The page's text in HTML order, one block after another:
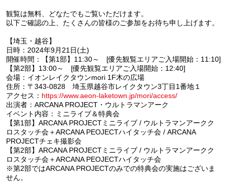
観覧は無料、どなたでもご覧いただけます。
以下ご確認の上、たくさんの皆様のご参加をお待ち申し上げます。
【埼玉・越谷】
日時：2024年9月21日(土)
開催時間：【第1部】11:30～ [優先観覧エリアご入場開始：11:10]
【第2部】13:00～ [優先観覧エリアご入場開始：12:40]
会場：イオンレイクタウンmori 1F木の広場
住所：〒343-0828 埼玉県越谷市レイクタウン3丁目1番地１
アクセス： https://www.aeon-laketown.jp/mori/access/
出演者：ARCANA PROJECT・ウルトラマンアーク
イベント内容：ミニライブ＆特典会
【第1部】ARCANA PROJECTミニライブ / ウルトラマンアークク
ロスタッチ会＋ARCANA PEOJECTハイタッチ会 / ARCANA
PROJECTチェキ撮影会
【第2部】ARCANA PROJECTミニライブ / ウルトラマンアークク
ロスタッチ会＋ARCANA PEOJECTハイタッチ会
※第2部ではARCANA PROJECTのみでの特典会の実施はございま
せん。